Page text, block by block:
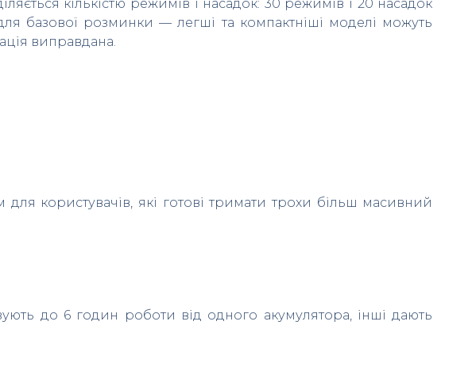
кількістю режимів і насадок: 30 режимів і 20 насадок
базової розминки — легші та компактніші моделі можуть
виправдана.
користувачів, які готові тримати трохи більш масивний
до 6 годин роботи від одного акумулятора, інші дають